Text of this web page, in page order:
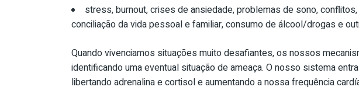
stress, burnout, crises de ansiedade, problemas de sono,
conciliação da vida pessoal e familiar, consumo de álcool/drogas e
Quando vivenciamos situações muito desafiantes, os nossos
identificando uma eventual situação de ameaça. O nosso sistema
libertando adrenalina e cortisol e aumentando a nossa frequência